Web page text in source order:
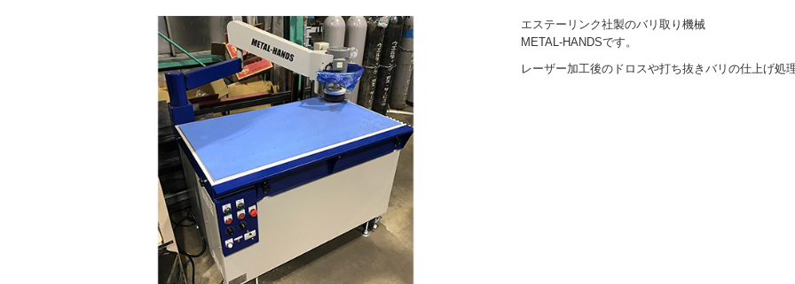
エステーリンク社製のバリ取り機械
METAL-HANDSです。
レーザー加工後のドロスや打ち抜きバリの仕上げ処